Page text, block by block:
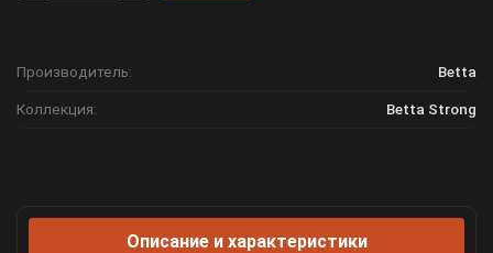
Производитель: Betta
Коллекция: Betta Strong
Описание и характеристики